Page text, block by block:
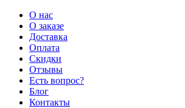
О нас
О заказе
Доставка
Оплата
Скидки
Отзывы
Есть вопрос?
Блог
Контакты